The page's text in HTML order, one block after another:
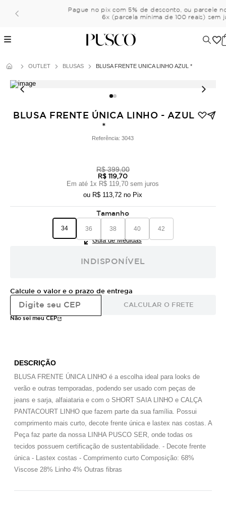
Pague no pix com 5% de desconto, ou parcele no cartão em
6x (parcela mínima de 100 reais) sem juros!
OUTLET BLUSAS BLUSA FRENTE ÚNICA LINHO AZUL *
BLUSA FRENTE ÚNICA LINHO - AZUL
*
Referência:3043
R$ 399,00
R$ 119,70
Em até 1x R$ 119,70 sem juros
ou R$ 113,72 no Pix
Tamanho
34 36 38 40 42
Guia de Medidas
INDISPONÍVEL
Calcule o valor e o prazo de entrega
CALCULAR O FRETE
Não sei meu CEP
DESCRIÇÃO
BLUSA FRENTE ÚNICA LINHO é a escolha ideal para looks de
verão e outras temporadas, podendo ser usado com peças de
jeans e sarja, alfaiataria e com o SHORT SAIA LINHO e CALÇA
PANTACOURT LINHO que fazem parte da sua família. Possui
comprimento mais curto, decote frente única e lastex nas costas. A
Peça faz parte da nossa LINHA PUSCO SER, onde todas os
tecidos possuem certificação de sustentabilidade. - Decote frente
única - Lastex costas - Comprimento curto Composição: 68%
Viscose 28% Linho 4% Outras fibras